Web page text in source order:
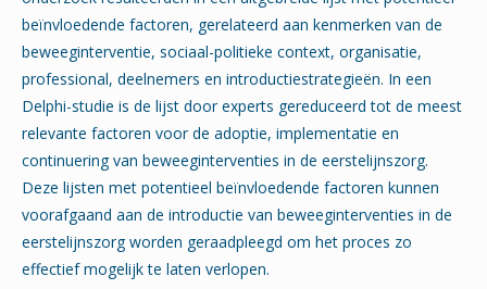
beïnvloedende factoren, gerelateerd aan kenmerken van de
beweeginterventie, sociaal-politieke context, organisatie,
professional, deelnemers en introductiestrategieën. In een
Delphi-studie is de lijst door experts gereduceerd tot de meest
relevante factoren voor de adoptie, implementatie en
continuering van beweeginterventies in de eerstelijnszorg.
Deze lijsten met potentieel beïnvloedende factoren kunnen
voorafgaand aan de introductie van beweeginterventies in de
eerstelijnszorg worden geraadpleegd om het proces zo
effectief mogelijk te laten verlopen.